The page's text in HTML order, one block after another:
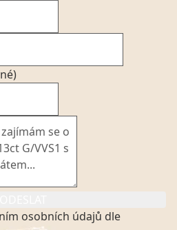
osobních údajů dle